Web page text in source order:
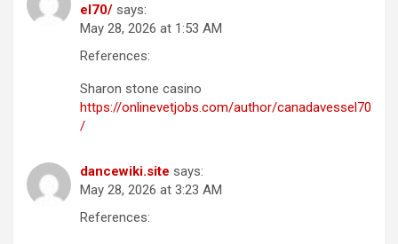
el70/ says:
May 28, 2026 at 1:53 AM
References:
Sharon stone casino
https://onlinevetjobs.com/author/canadavessel70
/
dancewiki.site says:
May 28, 2026 at 3:23 AM
References: